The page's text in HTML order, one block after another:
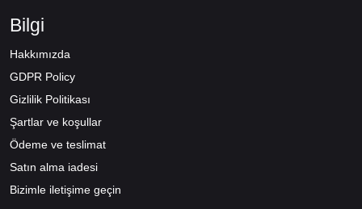
Bilgi
Hakkımızda
GDPR Policy
Gizlilik Politikası
Şartlar ve koşullar
Ödeme ve teslimat
Satın alma iadesi
Bizimle iletişime geçin